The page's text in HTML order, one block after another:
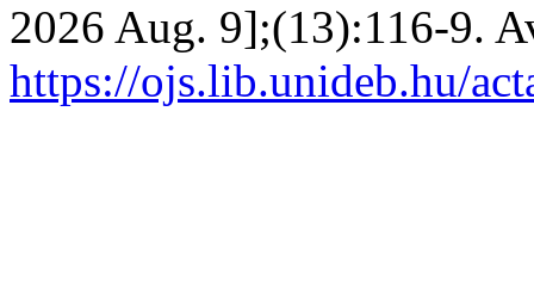
2026 Aug. 9];(13):116-9.
https://ojs.lib.unideb.hu/